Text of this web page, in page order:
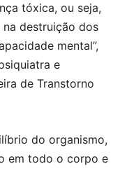
tóxica, ou seja,
destruição dos
mental”,
e
de Transtorno
do organismo,
em todo o corpo e